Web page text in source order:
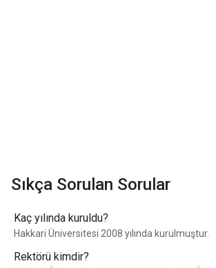
Sıkça Sorulan Sorular
Kaç yılında kuruldu?
Hakkari Üniversitesi 2008 yılında kurulmuştur.
Rektörü kimdir?